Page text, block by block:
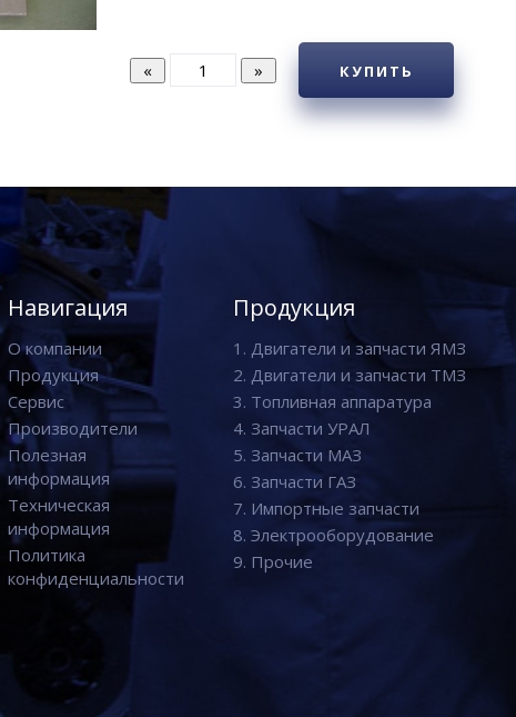
КУПИТЬ
Навигация
О компании
Продукция
Сервис
Производители
Полезная
информация
Техническая
информация
Политика
конфиденциальности
Продукция
1. Двигатели и запчасти ЯМЗ
2. Двигатели и запчасти ТМЗ
3. Топливная аппаратура
4. Запчасти УРАЛ
5. Запчасти МАЗ
6. Запчасти ГАЗ
7. Импортные запчасти
8. Электрооборудование
9. Прочие